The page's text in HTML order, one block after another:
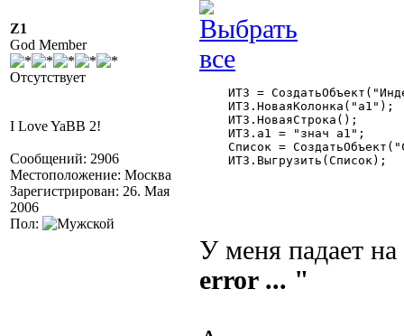
Z1
God Member
Отсутствует
I Love YaBB 2!
Сообщений: 2906
Местоположение: Москва
Зарегистрирован: 26. Мая
2006
Пол:
ИТЗ =
ИТЗ.НоваяКолонка("а1");
ИТЗ.НоваяСтрока();
ИТЗ.а1 = "знач а1";
Список =
ИТЗ.Выгрузить(Список);
У меня падает
error ... "